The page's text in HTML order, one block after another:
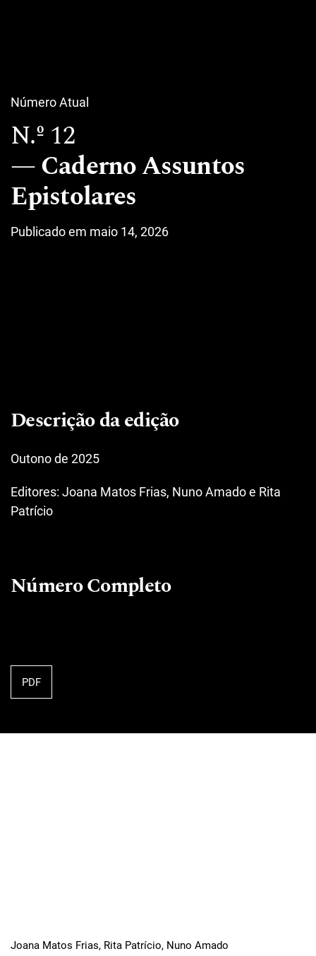
Número Atual
N.º 12
Caderno Assuntos
Epistolares
Publicado em maio 14, 2026
Descrição da edição
Outono de 2025
Editores: Joana Matos Frias, Nuno Amado e Rita
Patrício
Número Completo
PDF
Joana Matos Frias, Rita Patrício, Nuno Amado